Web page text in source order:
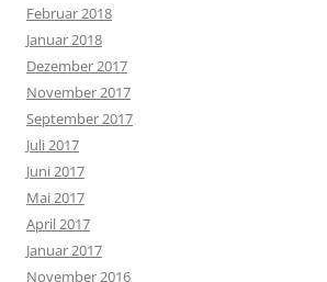
Februar 2018
Januar 2018
Dezember 2017
November 2017
September 2017
Juli 2017
Juni 2017
Mai 2017
April 2017
Januar 2017
November 2016